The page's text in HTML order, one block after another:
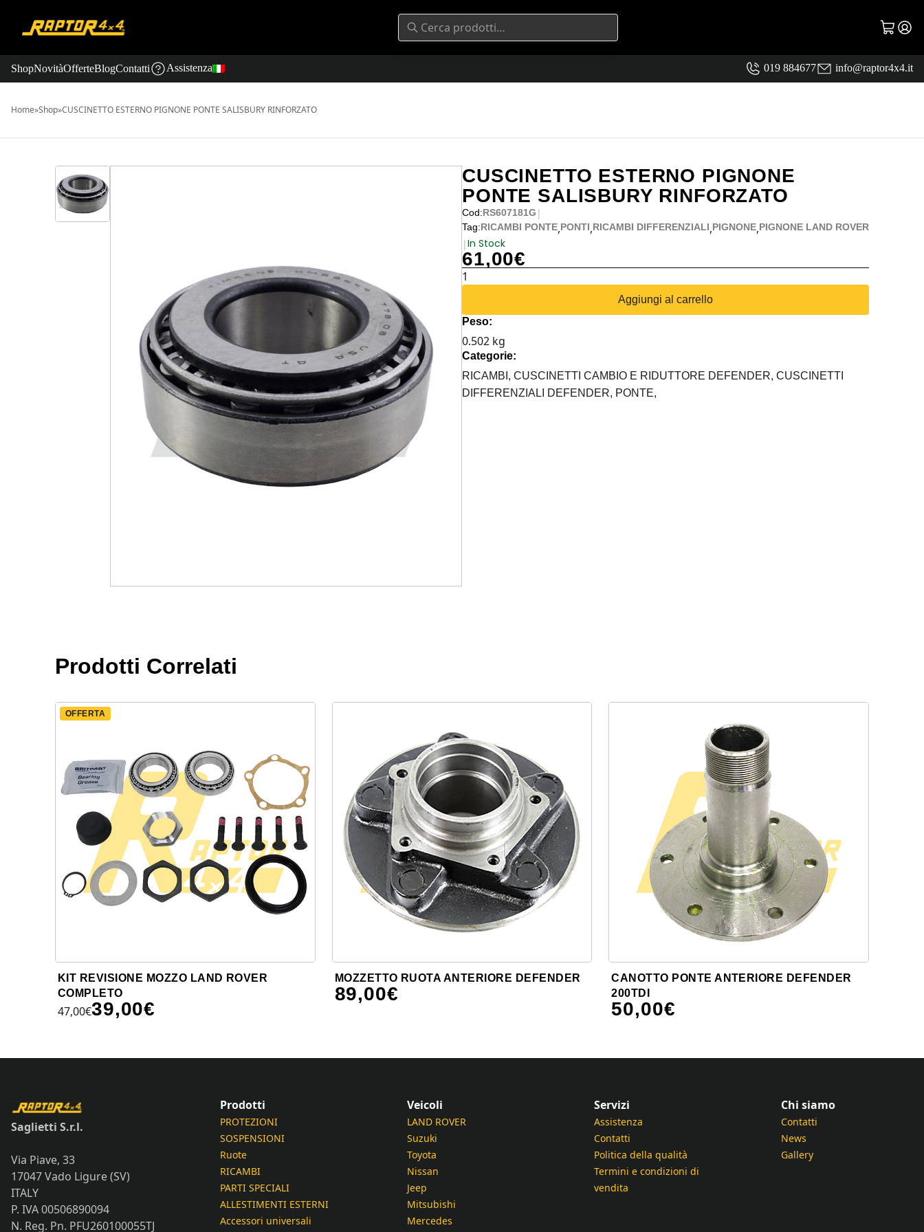
ShopNovitàOfferteBlogContatti Assistenza 019 884677 info@raptor4x4.it
Home»Shop»CUSCINETTO ESTERNO PIGNONE PONTE SALISBURY RINFORZATO
CUSCINETTO ESTERNO PIGNONE
PONTE SALISBURY RINFORZATO
Cod:RS607181G |
Tag:RICAMBI PONTE,PONTI,RICAMBI DIFFERENZIALI,PIGNONE,PIGNONE LAND ROVER
|In Stock
61,00€
CUSCINETTO
PONTE
SALISBURY
RINFORZATO
quantità
Aggiungi al carrello
Peso:
0.502 kg
Categorie:
RICAMBI, CUSCINETTI CAMBIO E RIDUTTORE DEFENDER, CUSCINETTI
DIFFERENZIALI DEFENDER, PONTE,
Prodotti Correlati
OFFERTA
KIT REVISIONE MOZZO LAND ROVER
COMPLETO
47,00€39,00€
MOZZETTO RUOTA ANTERIORE DEFENDER
89,00€
CANOTTO PONTE ANTERIORE DEFENDER
200TDI
50,00€
Saglietti S.r.l.
Via Piave, 33
17047 Vado Ligure (SV)
ITALY
P. IVA 00506890094
N. Reg. Pn. PFU260100055TJ
Prodotti
PROTEZIONI
SOSPENSIONI
Ruote
RICAMBI
PARTI SPECIALI
ALLESTIMENTI ESTERNI
Accessori universali
Veicoli
LAND ROVER
Suzuki
Toyota
Nissan
Jeep
Mitsubishi
Mercedes
Servizi
Assistenza
Contatti
Politica della qualità
Termini e condizioni di
vendita
Chi siamo
Contatti
News
Gallery